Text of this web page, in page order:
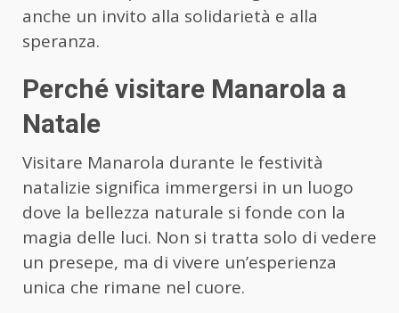
anche un invito alla solidarietà e alla
speranza.
Perché visitare Manarola a
Natale
Visitare Manarola durante le festività
natalizie significa immergersi in un luogo
dove la bellezza naturale si fonde con la
magia delle luci. Non si tratta solo di vedere
un presepe, ma di vivere un’esperienza
unica che rimane nel cuore.